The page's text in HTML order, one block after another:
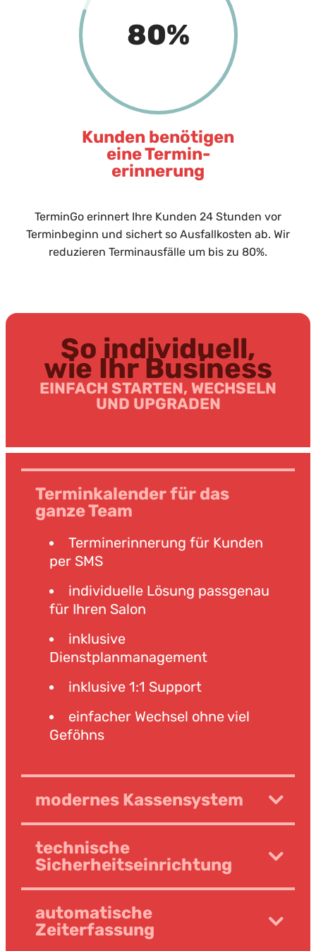
80%
Kunden benötigen
eine Termin­
erinnerung
TerminGo erinnert Ihre Kunden 24 Stunden vor
Terminbeginn und sichert so Ausfallkosten ab. Wir
reduzieren Terminausfälle um bis zu 80%.
So individuell,
wie Ihr Business
EINFACH STARTEN, WECHSELN
UND UPGRADEN
Terminkalender für das
ganze Team
Terminerinnerung für Kunden
per SMS
individuelle Lösung passgenau
für Ihren Salon
inklusive
Dienstplanmanagement
inklusive 1:1 Support
einfacher Wechsel ohne viel
Geföhns
modernes Kassensystem
technische
Sicherheitseinrichtung
automatische
Zeiterfassung